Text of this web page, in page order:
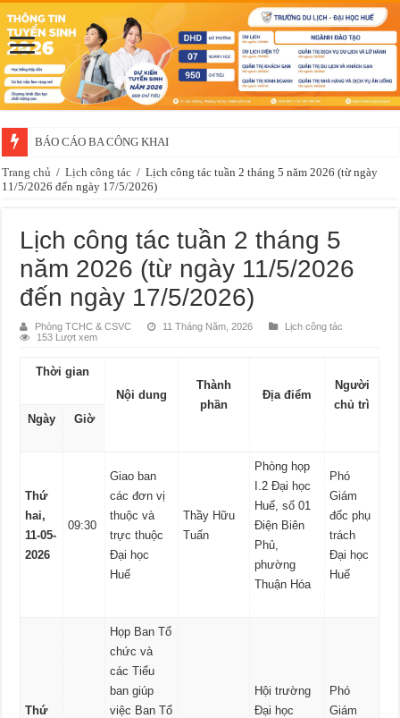
BÁO CÁO BA CÔNG KHAI
Thông báo về việc xét chọn sinh viên đề nghị nhận học bổng của doanh
Trang chủ / Lịch công tác / Lịch công tác tuần 2 tháng 5 năm 2026 (từ ngày
11/5/2026 đến ngày 17/5/2026)
Lịch công tác tuần 2 tháng 5
năm 2026 (từ ngày 11/5/2026
đến ngày 17/5/2026)
Phòng TCHC & CSVC 11 Tháng Năm, 2026
Lịch công tác
153 Lượt xem
Thời gian
Nội dung
Thành
phần
Địa điểm
Người
chủ trì
Ngày
Giờ
Thứ
hai,
11-05-
2026
09:30
Giao ban
các đơn vị
thuộc và
trực thuộc
Đại học
Huế
Thầy Hữu
Tuấn
Phòng họp
I.2 Đại học
Huế, số 01
Điện Biên
Phủ,
phường
Thuận Hóa
Phó
Giám
đốc phụ
trách
Đại học
Huế
Thứ
Họp Ban Tổ
chức và
các Tiểu
ban giúp
việc Ban Tổ
Hội trường
Đại học
Phó
Giám